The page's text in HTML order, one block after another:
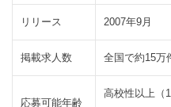
は
も同
リリース 2007年9月
掲載求人数 全国で約15万
応募可能年齢
高校性以上（